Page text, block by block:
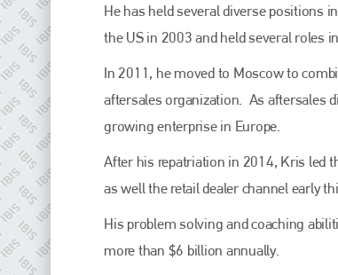
He has held several diverse positions
the US in 2003 and held several roles
In 2011, he moved to Moscow to
aftersales organization. As aftersales
growing enterprise in Europe.
After his repatriation in 2014, Kris led
as well the retail dealer channel early
His problem solving and coaching
more than $6 billion annually.